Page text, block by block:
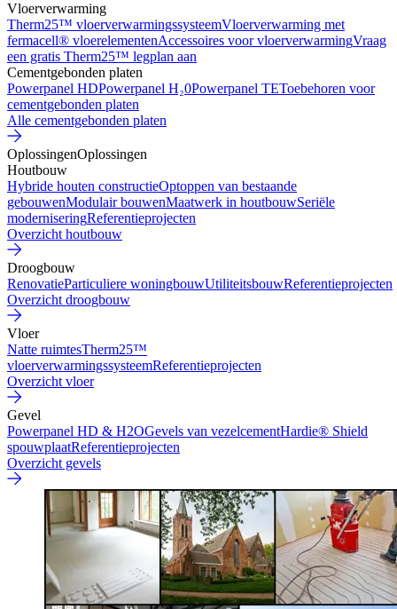
Vloerverwarming
Therm25™ vloerverwarmingssysteemVloerverwarming met
fermacell® vloerelementenAccessoires voor vloerverwarmingVraag
een gratis Therm25™ legplan aan
Cementgebonden platen
Powerpanel HDPowerpanel H₂0Powerpanel TEToebehoren voor
cementgebonden platen
Alle cementgebonden platen
OplossingenOplossingen
Houtbouw
Hybride houten constructieOptoppen van bestaande
gebouwenModulair bouwenMaatwerk in houtbouwSeriële
moderniseringReferentieprojecten
Overzicht houtbouw
Droogbouw
RenovatieParticuliere woningbouwUtiliteitsbouwReferentieprojecten
Overzicht droogbouw
Vloer
Natte ruimtesTherm25™
vloerverwarmingssysteemReferentieprojecten
Overzicht vloer
Gevel
Powerpanel HD & H2OGevels van vezelcementHardie® Shield
spouwplaatReferentieprojecten
Overzicht gevels